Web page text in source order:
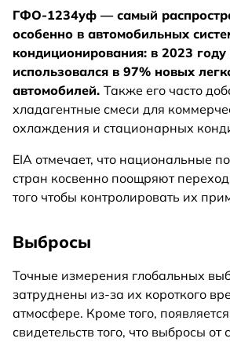
ГФО-1234уф — самый
особенно в автомобильных
кондиционирования: в 2023 году
использовался в 97% новых
автомобилей. Также его часто
хладагентные смеси для
охлаждения и стационарных
EIA отмечает, что национальные
стран косвенно поощряют
того чтобы контролировать их
Выбросы
Точные измерения глобальных
затруднены из-за их короткого
атмосфере. Кроме того,
свидетельств того, что выбросы